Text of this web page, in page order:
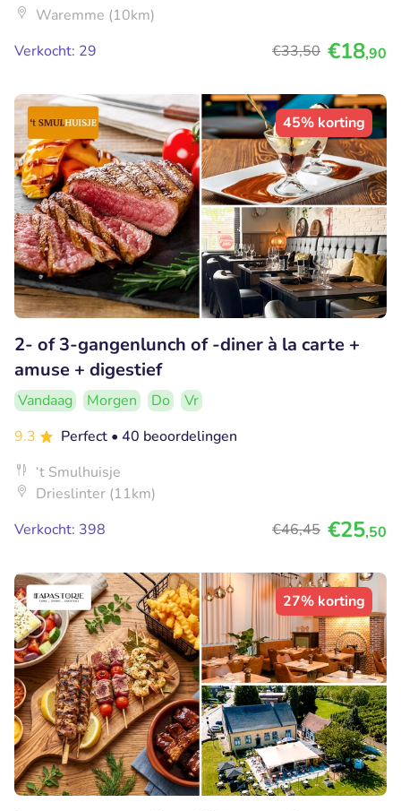
Waremme (10km)
Verkocht: 29
€33,50 €18,90
45% korting
2- of 3-gangenlunch of -diner à la carte +
amuse + digestief
Vandaag Morgen Do
Vr
9.3
Perfect • 40 beoordelingen
‘t Smulhuisje
Drieslinter (11km)
Verkocht: 398
€46,45 €25,50
27% korting